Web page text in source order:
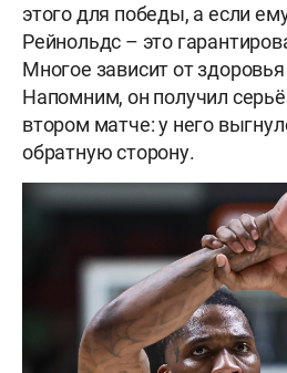
этого для победы, а если
Рейнольдс – это
Многое зависит от
Напомним, он получил
втором матче: у него
обратную сторону.